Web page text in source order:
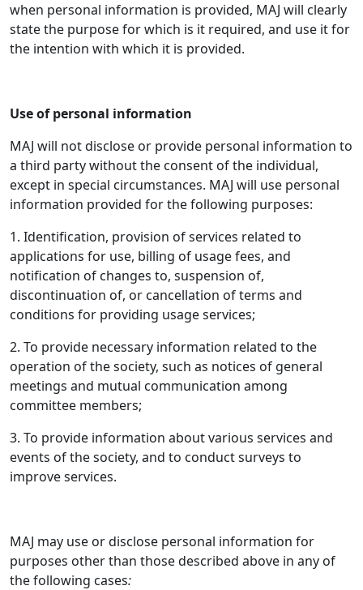
when personal information is provided, MAJ will clearly
state the purpose for which is it required, and use it for
the intention with which it is provided.
Use of personal information
MAJ will not disclose or provide personal information to
a third party without the consent of the individual,
except in special circumstances. MAJ will use personal
information provided for the following purposes:
1. Identification, provision of services related to
applications for use, billing of usage fees, and
notification of changes to, suspension of,
discontinuation of, or cancellation of terms and
conditions for providing usage services;
2. To provide necessary information related to the
operation of the society, such as notices of general
meetings and mutual communication among
committee members;
3. To provide information about various services and
events of the society, and to conduct surveys to
improve services.
MAJ may use or disclose personal information for
purposes other than those described above in any of
the following cases: